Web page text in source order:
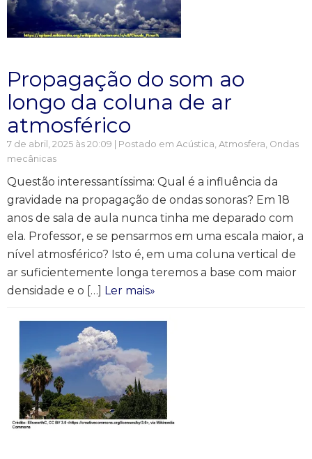
Propagação do som ao
longo da coluna de ar
atmosférico
7 de abril, 2025 às 20:09 | Postado em Acústica, Atmosfera, Ondas
mecânicas
Questão interessantíssima: Qual é a influência da
gravidade na propagação de ondas sonoras? Em 18
anos de sala de aula nunca tinha me deparado com
ela. Professor, e se pensarmos em uma escala maior, a
nível atmosférico? Isto é, em uma coluna vertical de
ar suficientemente longa teremos a base com maior
densidade e o […] Ler mais»